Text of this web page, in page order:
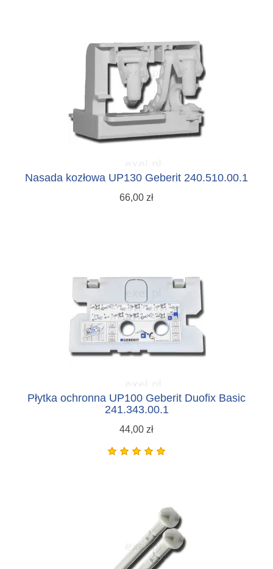
Nasada kozłowa UP130 Geberit 240.510.00.1
66,00 zł
Płytka ochronna UP100 Geberit Duofix Basic
241.343.00.1
44,00 zł